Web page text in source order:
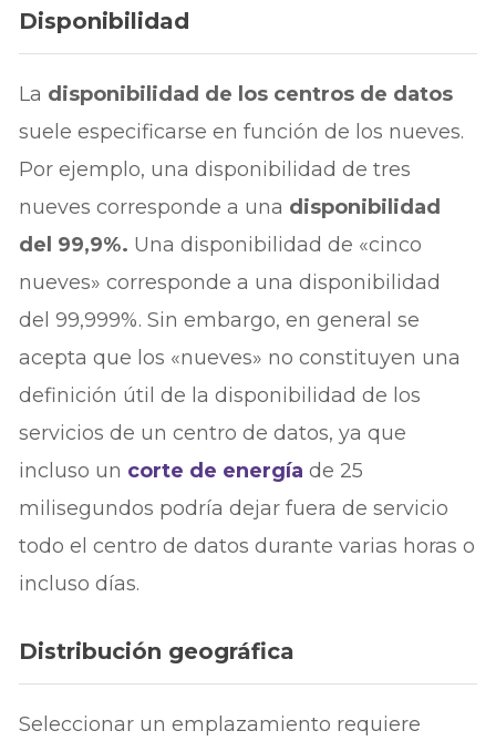
Disponibilidad
La disponibilidad de los centros de datos
suele especificarse en función de los nueves.
Por ejemplo, una disponibilidad de tres
nueves corresponde a una disponibilidad
del 99,9%. Una disponibilidad de «cinco
nueves» corresponde a una disponibilidad
del 99,999%. Sin embargo, en general se
acepta que los «nueves» no constituyen una
definición útil de la disponibilidad de los
servicios de un centro de datos, ya que
incluso un corte de energíade 25
milisegundos podría dejar fuera de servicio
todo el centro de datos durante varias horas o
incluso días.
Distribución geográfica
Seleccionar un emplazamiento requiere